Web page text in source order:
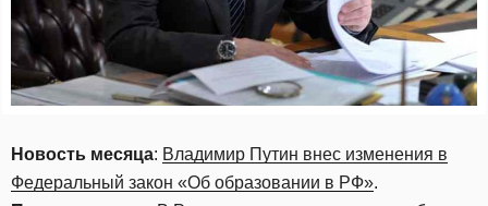
Новость месяца: Владимир Путин внес изменения в
Федеральный закон «Об образовании в РФ».